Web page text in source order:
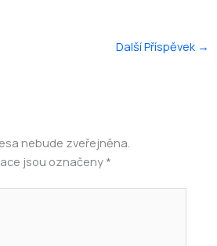
Další Příspěvek →
nebude zveřejněna.
jsou označeny *